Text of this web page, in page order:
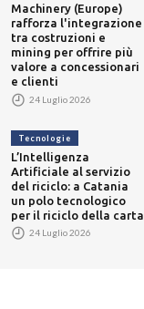
Machinery (Europe)
rafforza l'integrazione
tra costruzioni e
mining per offrire più
valore a concessionari
e clienti
24 Luglio 2026
Tecnologie
L’Intelligenza
Artificiale al servizio
del riciclo: a Catania
un polo tecnologico
per il riciclo della carta
24 Luglio 2026